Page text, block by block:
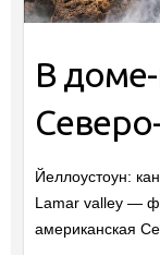
В
Йеллоустоун:
Lamar valley —
американская